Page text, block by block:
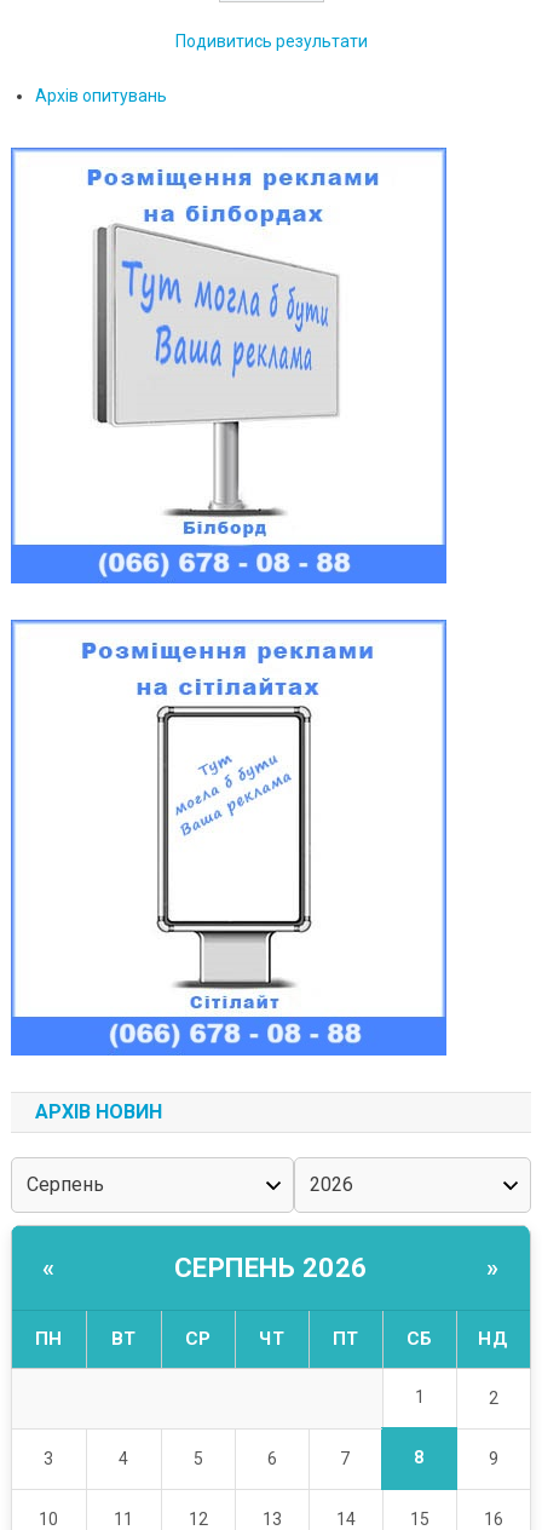
Подивитись результати
Архів опитувань
АРХІВ НОВИН
« СЕРПЕНЬ 2026 »
ПН ВТ СР ЧТ ПТ СБ НД
1 2
3 4 5 6 7 8 9
10 11 12 13 14 15 16